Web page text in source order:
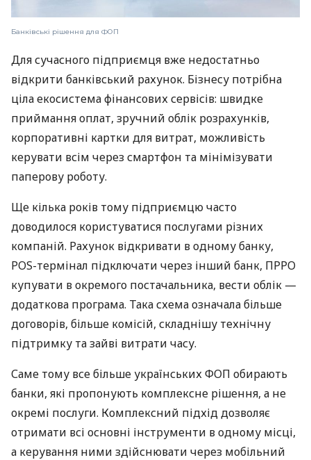
Банківські рішення для ФОП
Для сучасного підприємця вже недостатньо
відкрити банківський рахунок. Бізнесу потрібна
ціла екосистема фінансових сервісів: швидке
приймання оплат, зручний облік розрахунків,
корпоративні картки для витрат, можливість
керувати всім через смартфон та мінімізувати
паперову роботу.
Ще кілька років тому підприємцю часто
доводилося користуватися послугами різних
компаній. Рахунок відкривати в одному банку,
POS-термінал підключати через інший банк, ПРРО
купувати в окремого постачальника, вести облік —
додаткова програма. Така схема означала більше
договорів, більше комісій, складнішу технічну
підтримку та зайві витрати часу.
Саме тому все більше українських ФОП обирають
банки, які пропонують комплексне рішення, а не
окремі послуги. Комплексний підхід дозволяє
отримати всі основні інструменти в одному місці,
а керування ними здійснювати через мобільний